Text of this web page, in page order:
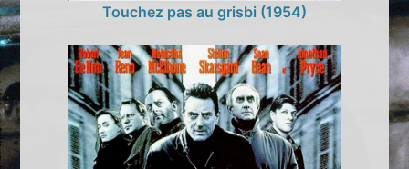
Touchez pas au grisbi (1954)